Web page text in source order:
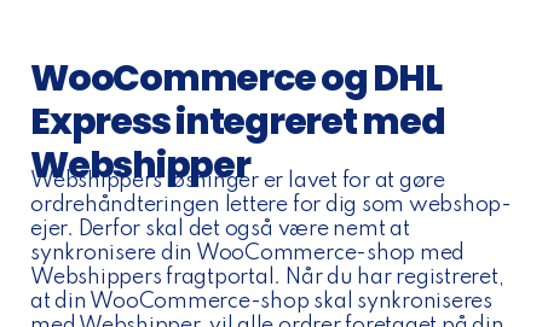
WooCommerce og DHL
Express integreret med
Webshipper
Webshippers løsninger er lavet for at gøre
ordrehåndteringen lettere for dig som webshop-
ejer. Derfor skal det også være nemt at
synkronisere din WooCommerce-shop med
Webshippers fragtportal. Når du har registreret,
at din WooCommerce-shop skal synkroniseres